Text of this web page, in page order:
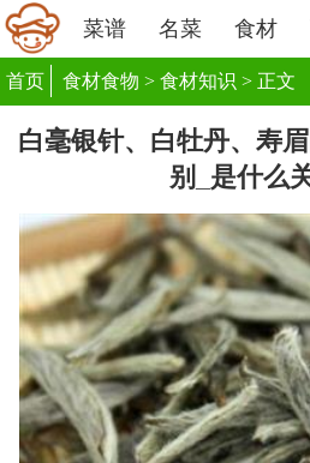
菜谱 名菜 食材
首页 食材食物 > 食材知识 > 正文
白毫银针、白牡丹、寿
别_是什么